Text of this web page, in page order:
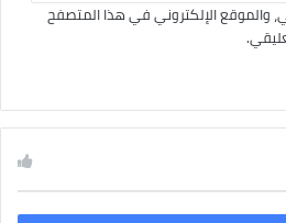
والموقع الإلكتروني في هذا المتصفح